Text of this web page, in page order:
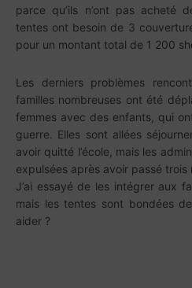
parce qu’ils n’ont pas acheté
tentes ont besoin de 3
pour un montant total de 1 200
Les derniers problèmes
familles nombreuses ont été
femmes avec des enfants, qui
guerre. Elles sont allées
avoir quitté l’école, mais les
expulsées après avoir passé trois
J’ai essayé de les intégrer aux
mais les tentes sont bondées
aider ?